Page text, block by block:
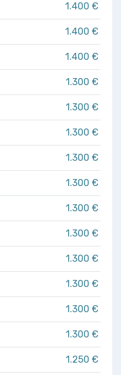
1.400 €
1.400 €
1.400 €
1.300 €
1.300 €
1.300 €
1.300 €
1.300 €
1.300 €
1.300 €
1.300 €
1.300 €
1.300 €
1.300 €
1.250 €